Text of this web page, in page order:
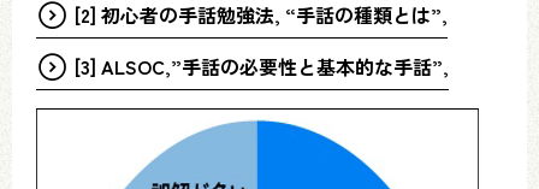
[2] 初心者の手話勉強法, “手話の種類とは”,
[3] ALSOC,”手話の必要性と基本的な手話”,